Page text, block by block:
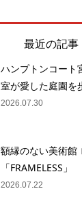
最近の記事
ハンプトンコート
室が愛した庭園を
2026.07.30
額縁のない美術館
「FRAMELESS」
2026.07.22